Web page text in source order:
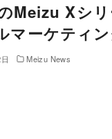
Meizu Xシ
マーケティ
Meizu News